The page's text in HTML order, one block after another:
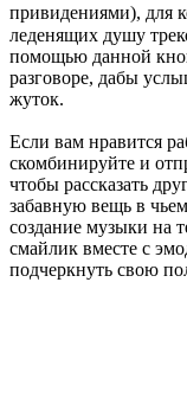
привидениями), для
леденящих душу
помощью данной
разговоре, дабы
жуток.
Если вам нравится
скомбинируйте и
чтобы рассказать
забавную вещь в
создание музыки на
смайлик вместе с
подчеркнуть свою